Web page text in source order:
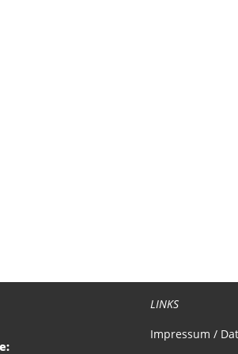
LINKS
Impressum /